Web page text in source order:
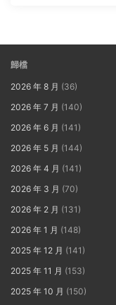
歸檔
2026 年 8 月 (36)
2026 年 7 月 (140)
2026 年 6 月 (141)
2026 年 5 月 (144)
2026 年 4 月 (141)
2026 年 3 月 (70)
2026 年 2 月 (131)
2026 年 1 月 (148)
2025 年 12 月 (141)
2025 年 11 月 (153)
2025 年 10 月 (150)